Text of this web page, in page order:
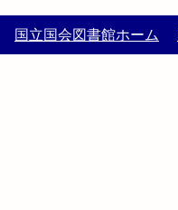
国立国会図書館ホーム